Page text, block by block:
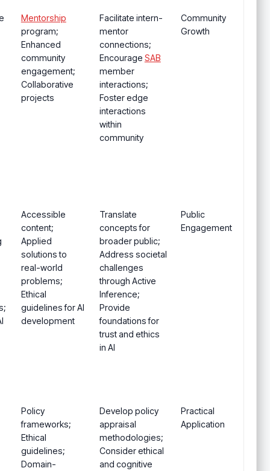
Community
Growth
Facilitate intern-
mentor
connections;
Encourage SAB
member
interactions;
Foster edge
interactions
within
community
Mentorship
program;
Enhanced
community
engagement;
Collaborative
projects
Public
Engagement
Translate
concepts for
broader public;
Address societal
challenges
through Active
Inference;
Provide
foundations for
trust and ethics
in AI
Accessible
content;
Applied
solutions to
real-world
problems;
Ethical
guidelines for AI
development
Practical
Application
Develop policy
appraisal
methodologies;
Consider ethical
and cognitive
Policy
frameworks;
Ethical
guidelines;
Domain-